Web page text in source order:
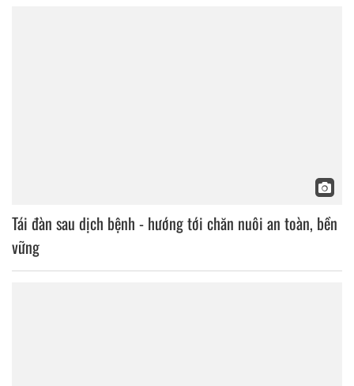
Tái đàn sau dịch bệnh - hướng tới chăn nuôi an toàn, bền
vững